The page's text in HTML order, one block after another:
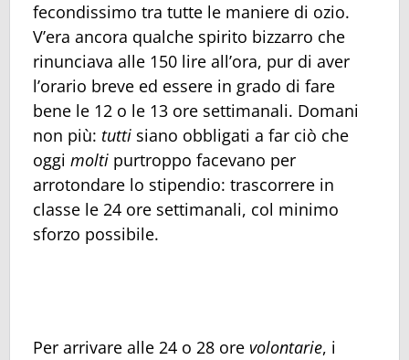
fecondissimo tra tutte le maniere di ozio.
V’era ancora qualche spirito bizzarro che
rinunciava alle 150 lire all’ora, pur di aver
l’orario breve ed essere in grado di fare
bene le 12 o le 13 ore settimanali. Domani
non più: tutti siano obbligati a far ciò che
oggi molti purtroppo facevano per
arrotondare lo stipendio: trascorrere in
classe le 24 ore settimanali, col minimo
sforzo possibile.
Per arrivare alle 24 o 28 ore volontarie, i